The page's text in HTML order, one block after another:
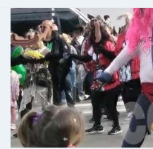
Στοχασμοί & αποφθέγματα
Διαφήμιση
Γίνετε συνδρομητής
Μόνο για συνδρομητές
Log in